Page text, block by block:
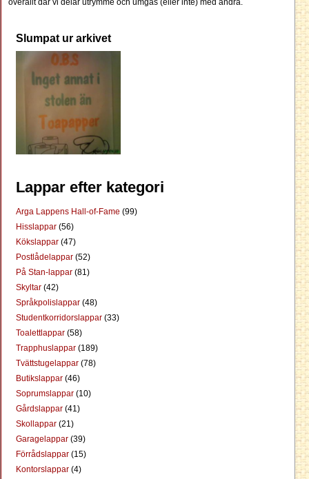
överallt där vi delar utrymme och umgås (eller inte) med andra.
Slumpat ur arkivet
Lappar efter kategori
Arga Lappens Hall-of-Fame (99)
Hisslappar (56)
Kökslappar (47)
Postlådelappar (52)
På Stan-lappar (81)
Skyltar (42)
Språkpolislappar (48)
Studentkorridorslappar (33)
Toalettlappar (58)
Trapphuslappar (189)
Tvättstugelappar (78)
Butikslappar (46)
Soprumslappar (10)
Gårdslappar (41)
Skollappar (21)
Garagelappar (39)
Förrådslappar (15)
Kontorslappar (4)